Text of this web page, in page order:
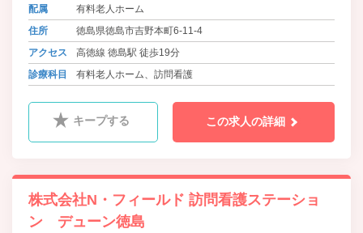
配属
有料老人ホーム
住所
徳島県徳島市吉野本町6-11-4
アクセス
高徳線 徳島駅 徒歩19分
診療科目
有料老人ホーム、訪問看護
キープする この求人の詳細
株式会社N・フィールド 訪問看護ステーショ
ン デューン徳島